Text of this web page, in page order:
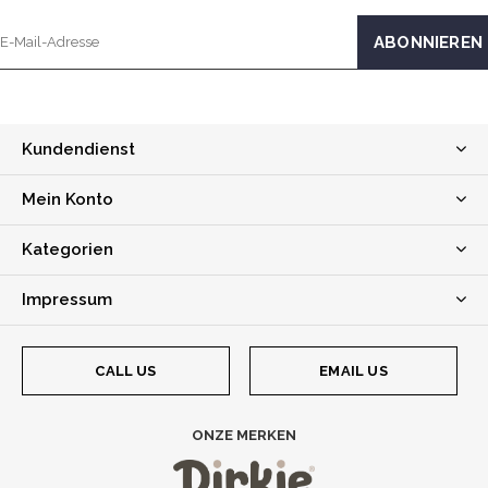
Kundendienst
Mein Konto
Kategorien
Impressum
CALL US EMAIL US
ONZE MERKEN